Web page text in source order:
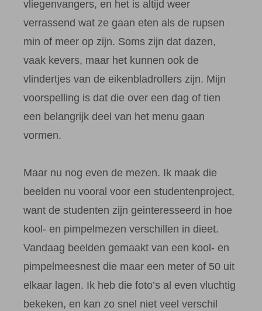
vliegenvangers, en het is altijd weer
verrassend wat ze gaan eten als de rupsen
min of meer op zijn. Soms zijn dat dazen,
vaak kevers, maar het kunnen ook de
vlindertjes van de eikenbladrollers zijn. Mijn
voorspelling is dat die over een dag of tien
een belangrijk deel van het menu gaan
vormen.
Maar nu nog even de mezen. Ik maak die
beelden nu vooral voor een studentenproject,
want de studenten zijn geinteresseerd in hoe
kool- en pimpelmezen verschillen in dieet.
Vandaag beelden gemaakt van een kool- en
pimpelmeesnest die maar een meter of 50 uit
elkaar lagen. Ik heb die foto’s al even vluchtig
bekeken, en kan zo snel niet veel verschil